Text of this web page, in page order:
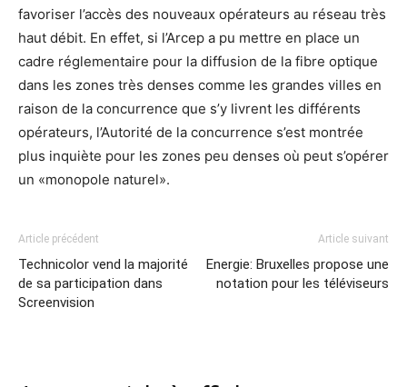
favoriser l’accès des nouveaux opérateurs au réseau très
haut débit. En effet, si l’Arcep a pu mettre en place un
cadre réglementaire pour la diffusion de la fibre optique
dans les zones très denses comme les grandes villes en
raison de la concurrence que s’y livrent les différents
opérateurs, l’Autorité de la concurrence s’est montrée
plus inquiète pour les zones peu denses où peut s’opérer
un «monopole naturel».
Article précédent
Technicolor vend la majorité
de sa participation dans
Screenvision
Article suivant
Energie: Bruxelles propose une
notation pour les téléviseurs